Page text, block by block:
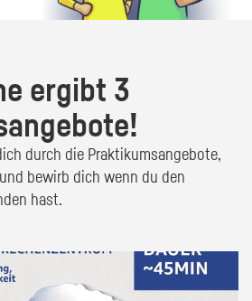
ergibt 3
durch die Praktikumsangebote,
bewirb dich wenn du den
hast.